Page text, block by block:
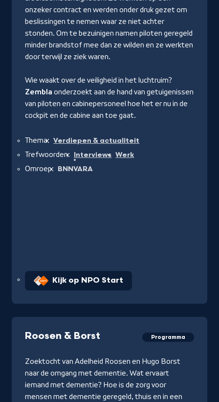
onzeker contract en werden onder druk gezet om
beslissingen te nemen waar ze niet achter
stonden. Om te bezuinigen namen piloten geregeld
minder brandstof mee dan ze wilden en ze werkten
door terwijl ze ziek waren.
Wie waakt over de veiligheid in het luchtruim?
Zembla onderzoekt aan de hand van getuigenissen
van piloten en cabinepersoneel hoe het er nu in de
cockpit en de cabine aan toe gaat.
Thema: Verdiepen & actualiteit
Trefwoorden: Interviews Werk
Omroep: BNNVARA
Kijk op NPO Start
Roosen & Borst Programma
Zoektocht van Adelheid Roosen en Hugo Borst
naar de omgang met dementie. Wat ervaart
iemand met dementie? Hoe is de zorg voor
mensen met dementie geregeld, thuis en in een